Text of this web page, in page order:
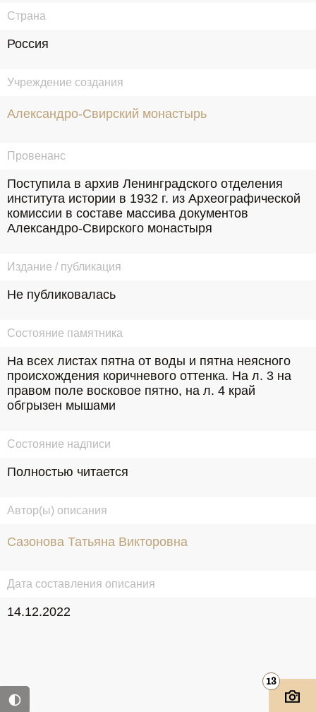
Страна
Россия
Учреждение создания
Александро-Свирский монастырь
Провенанс
Поступила в архив Ленинградского отделения
института истории в 1932 г. из Археографической
комиссии в составе массива документов
Александро-Свирского монастыря
Издание / публикация
Не публиковалась
Состояние памятника
На всех листах пятна от воды и пятна неясного
происхождения коричневого оттенка. На л. 3 на
правом поле восковое пятно, на л. 4 край
обгрызен мышами
Состояние надписи
Полностью читается
Автор(ы) описания
Сазонова Татьяна Викторовна
Дата составления описания
14.12.2022
13